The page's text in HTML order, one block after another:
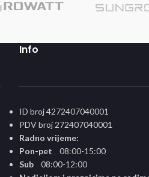
Info
ID broj 4272407040001
PDV broj 272407040001
Radno vrijeme:
Pon-pet
08:00-15:00
Sub
08:00-12:00